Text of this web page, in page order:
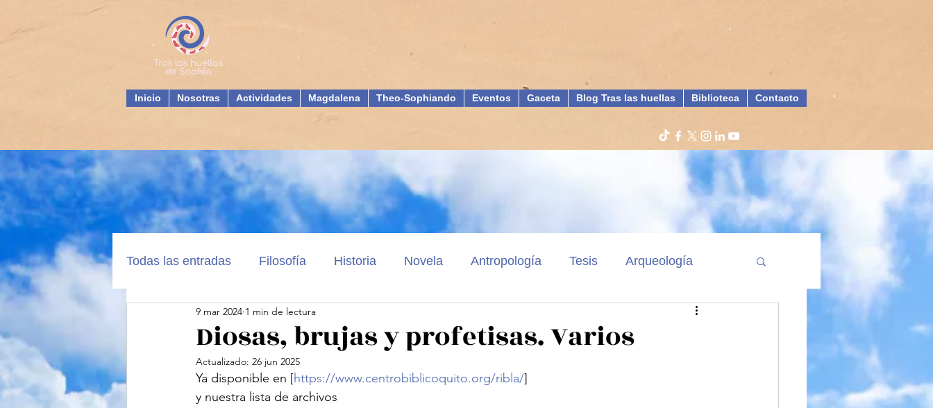
Inicio Nosotras Actividades Magdalena Theo-Sophiando Eventos Gaceta Blog Tras las huellas Biblioteca Contacto
Todas las entradas Filosofía Historia Novela Antropología Tesis Arqueología
Feminismo Teología Feminista
Ciencias Sociales Videos Poesía Feminista
Diosas, brujas y profetisas. Varios
9 mar 2024 1 min de lectura
Actualizado: 26 jun 2025
Ya disponible en [https://www.centrobiblicoquito.org/ribla/]
y nuestra lista de archivos